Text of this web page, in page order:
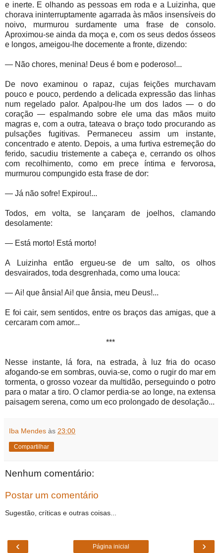
e inerte. E olhando as pessoas em roda e a Luizinha, que
chorava ininterruptamente agarrada às mãos insensíveis do
noivo, murmurou surdamente uma frase de consolo.
Aproximou-se ainda da moça e, com os seus dedos ósseos
e longos, ameigou-lhe docemente a fronte, dizendo:
— Não chores, menina! Deus é bom e poderoso!...
De novo examinou o rapaz, cujas feições murchavam
pouco e pouco, perdendo a delicada expressão das linhas
num regelado palor. Apalpou-lhe um dos lados — o do
coração — espalmando sobre ele uma das mãos muito
magras e, com a outra, tateava o braço todo procurando as
pulsações fugitivas. Permaneceu assim um instante,
concentrado e atento. Depois, a uma furtiva estremeção do
ferido, sacudiu tristemente a cabeça e, cerrando os olhos
com recolhimento, como em prece íntima e fervorosa,
murmurou compungido esta frase de dor:
— Já não sofre! Expirou!...
Todos, em volta, se lançaram de joelhos, clamando
desolamente:
— Está morto! Está morto!
A Luizinha então ergueu-se de um salto, os olhos
desvairados, toda desgrenhada, como uma louca:
— Ai! que ânsia! Ai! que ânsia, meu Deus!...
E foi cair, sem sentidos, entre os braços das amigas, que a
cercaram com amor...
***
Nesse instante, lá fora, na estrada, à luz fria do ocaso
afogando-se em sombras, ouvia-se, como o rugir do mar em
tormenta, o grosso vozear da multidão, perseguindo o potro
para o matar a tiro. O clamor perdia-se ao longe, na extensa
paisagem serena, como um eco prolongado de desolação...
Iba Mendes às 23:00
Compartilhar
Nenhum comentário:
Postar um comentário
Sugestão, críticas e outras coisas...
‹ ›
Página inicial